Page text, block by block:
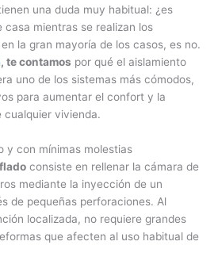
una duda muy habitual: ¿es
casa mientras se realizan los
la gran mayoría de los casos, es no.
, te contamos por qué el aislamiento
uno de los sistemas más cómodos,
para aumentar el confort y la
vivienda.
y con mínimas molestias
consiste en rellenar la cámara de
mediante la inyección de un
de pequeñas perforaciones. Al
localizada, no requiere grandes
que afecten al uso habitual de